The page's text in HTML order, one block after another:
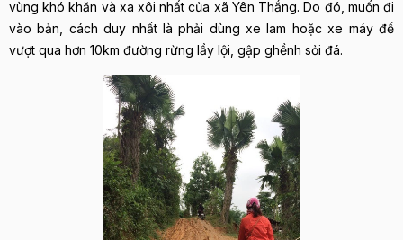
vùng khó khăn và xa xôi nhất của xã Yên Thắng. Do đó, muốn đi
vào bản, cách duy nhất là phải dùng xe lam hoặc xe máy để
vượt qua hơn 10km đường rừng lầy lội, gập ghềnh sỏi đá.